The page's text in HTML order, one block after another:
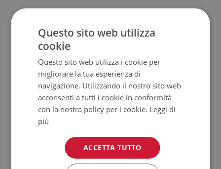
non hanno le proprietà antiscivolo;
Prodotto facile da pulire,resistente alle macchie e
all'acqua.
Si ricorda che i danni causati dall'uso dovuto al trascorrere
del tempo (es. abrasioni) non sono soggetti a reclami.
Come prendersi cura del prodotto?
Pulire con un panno umido —non usare prodotti chimici
Questo sito web utilizza
cookie
Questo sito web utilizza i cookie per
migliorare la tua esperienza di
navigazione. Utilizzando il nostro sito web
acconsenti a tutti i cookie in conformità
con la nostra policy per i cookie. Leggi di
più
ACCETTA TUTTO